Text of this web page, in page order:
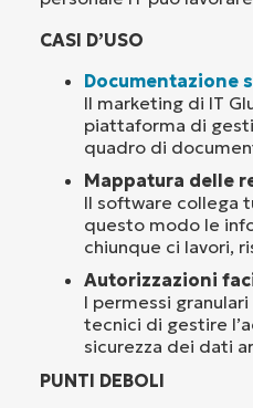
CASI D’USO
Documentazione
Il marketing di IT
piattaforma di
quadro di
Mappatura delle
Il software collega
questo modo le
chiunque ci lavori,
Autorizzazioni
I permessi
tecnici di gestire
sicurezza dei dati
PUNTI DEBOLI